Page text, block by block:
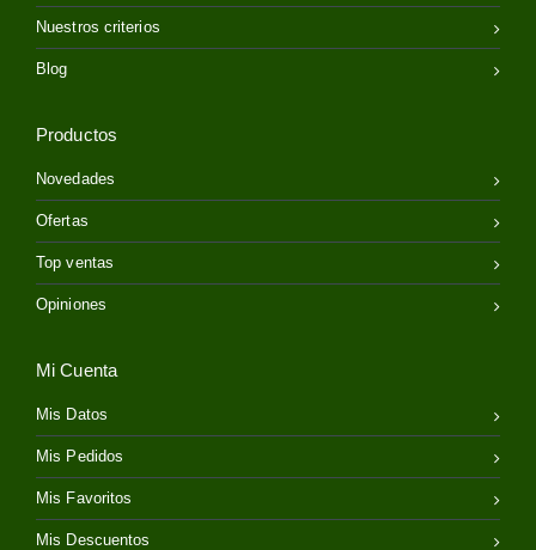
Nuestros criterios
Blog
Productos
Novedades
Ofertas
Top ventas
Opiniones
Mi Cuenta
Mis Datos
Mis Pedidos
Mis Favoritos
Mis Descuentos